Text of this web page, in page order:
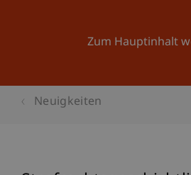
Zum Hauptinhalt
Neuigkeiten